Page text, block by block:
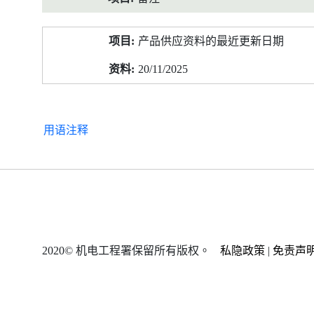
产品供应资料的最近更新日期
20/11/2025
用语注释
2020© 机电工程署保留所有版权。 私隐政策 | 免责声